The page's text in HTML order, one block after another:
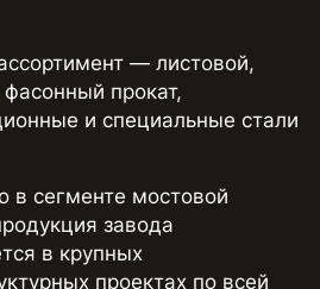
— листовой,
фасонный прокат,
и специальные стали
в сегменте мостовой
завода
в крупных
проектах по всей